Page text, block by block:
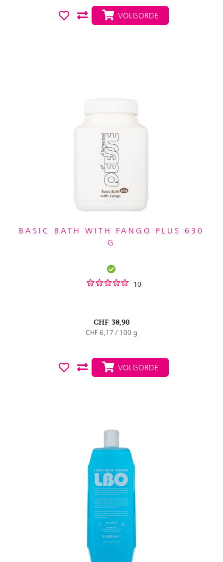
VOLGORDE
BASIC BATH WITH FANGO PLUS 630
G
10
CHF 38,90
CHF 6,17 / 100 g
VOLGORDE